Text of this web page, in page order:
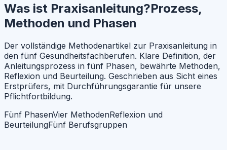
Was ist Praxisanleitung?Prozess,
Methoden und Phasen
Der vollständige Methodenartikel zur Praxisanleitung in
den fünf Gesundheitsfachberufen. Klare Definition, der
Anleitungsprozess in fünf Phasen, bewährte Methoden,
Reflexion und Beurteilung. Geschrieben aus Sicht eines
Erstprüfers, mit Durchführungsgarantie für unsere
Pflichtfortbildung.
Fünf PhasenVier MethodenReflexion und
BeurteilungFünf Berufsgruppen